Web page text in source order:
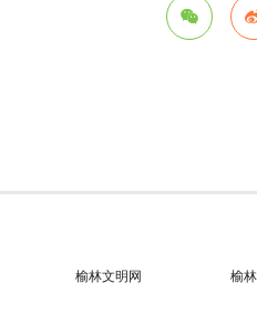
榆林文明网 榆